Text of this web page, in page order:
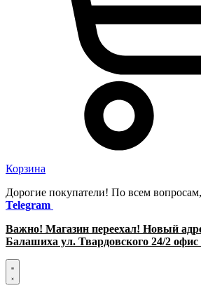
Корзина
Дорогие покупатели! По всем
Telegram
Важно! Магазин переехал! Новый
Балашиха ул. Твардовского 24/2 офис